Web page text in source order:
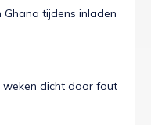
tijdens inladen
weken dicht door fout